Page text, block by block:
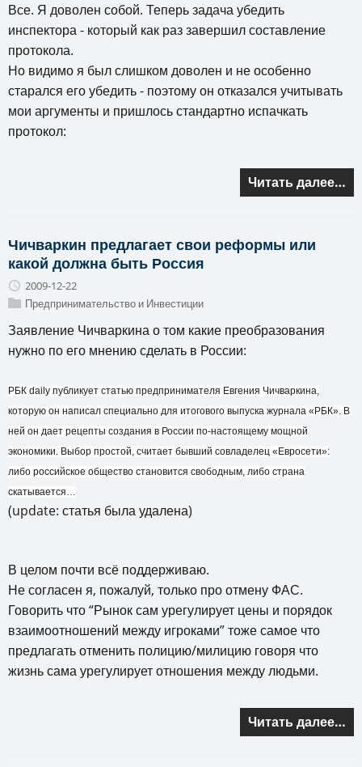
Все. Я доволен собой. Теперь задача убедить
инспектора - который как раз завершил составление
протокола.
Но видимо я был слишком доволен и не особенно
старался его убедить - поэтому он отказался учитывать
мои аргументы и пришлось стандартно испачкать
протокол:
Читать далее…
Чичваркин предлагает свои реформы или
какой должна быть Россия
2009-12-22
Предпринимательство и Инвестиции
Заявление Чичваркина о том какие преобразования
нужно по его мнению сделать в России:
РБК daily публикует статью предпринимателя Евгения Чичваркина,
которую он написал специально для итогового выпуска журнала «РБК». В
ней он дает рецепты создания в России по-настоящему мощной
экономики. Выбор простой, считает бывший совладелец «Евросети»:
либо российское общество становится свободным, либо страна
скатывается…
(update: статья была удалена)
В целом почти всё поддерживаю.
Не согласен я, пожалуй, только про отмену ФАС.
Говорить что “Рынок сам урегулирует цены и порядок
взаимоотношений между игроками” тоже самое что
предлагать отменить полицию/милицию говоря что
жизнь сама урегулирует отношения между людьми.
Читать далее…